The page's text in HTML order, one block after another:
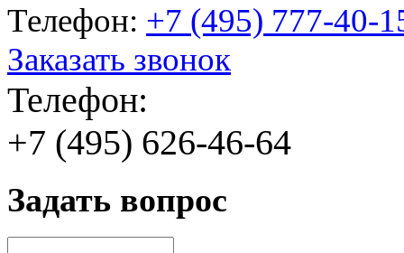
Телефон: +7 (495) 777-40-
Заказать звонок
Телефон:
+7 (495) 626-46-64
Задать вопрос